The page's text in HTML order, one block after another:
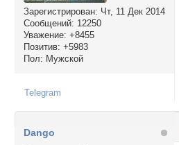
Зарегистрирован: Чт, 11 Дек 2014
Сообщений: 12250
Уважение: +8455
Позитив: +5983
Пол: Мужской
Telegram
Dango